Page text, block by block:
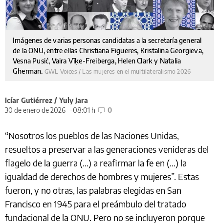
Imágenes de varias personas candidatas a la secretaría general
de la ONU, entre ellas Christiana Figueres, Kristalina Georgieva,
Vesna Pusić, Vaira Vīķe-Freiberga, Helen Clark y Natalia
Gherman. GWL Voices / Las mujeres en el multilateralismo 2026
Icíar Gutiérrez / Yuly Jara
30 de enero de 2026
08:01 h 0
“Nosotros los pueblos de las Naciones Unidas,
resueltos a preservar a las generaciones venideras del
flagelo de la guerra (…) a reafirmar la fe en (...) la
igualdad de derechos de hombres y mujeres”. Estas
fueron, y no otras, las palabras elegidas en San
Francisco en 1945 para el preámbulo del tratado
fundacional de la ONU. Pero no se incluyeron porque